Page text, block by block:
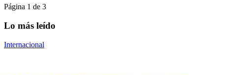
Página 1 de 3
Lo más leído
Internacional